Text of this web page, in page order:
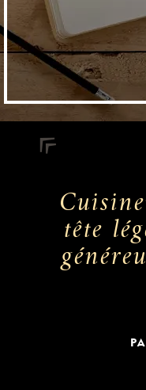
tête